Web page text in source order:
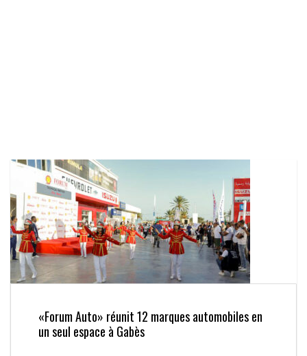
«Forum Auto» réunit 12 marques automobiles en
un seul espace à Gabès